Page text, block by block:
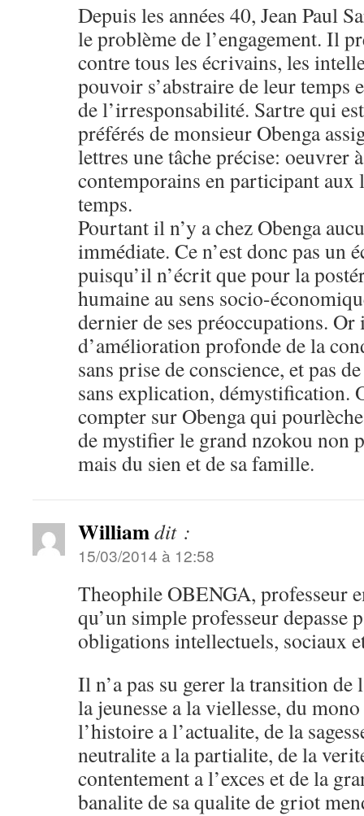
Depuis les années 40, Jean Paul
le problème de l’engagement. Il
contre tous les écrivains, les
pouvoir s’abstraire de leur temps
de l’irresponsabilité. Sartre qui
préférés de monsieur Obenga
lettres une tâche précise: oeuvrer
contemporains en participant aux
temps.
Pourtant il n’y a chez Obenga
immédiate. Ce n’est donc pas un
puisqu’il n’écrit que pour la
humaine au sens socio-
dernier de ses préoccupations.
d’amélioration profonde de la
sans prise de conscience, et pas
sans explication, démystification.
compter sur Obenga qui pourlèche
de mystifier le grand nzokou non
mais du sien et de sa famille.
Williamdit :
15/03/2014 à 12:58
Theophile OBENGA, professeur
qu’un simple professeur depasse
obligations intellectuels, sociaux
Il n’a pas su gerer la transition de
la jeunesse a la viellesse, du
l’histoire a l’actualite, de la
neutralite a la partialite, de la
contentement a l’exces et de la
banalite de sa qualite de griot